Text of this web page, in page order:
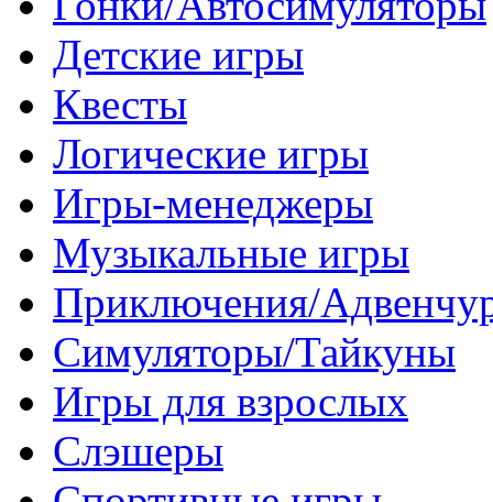
Детские игры
Квесты
Логические игры
Игры-менеджеры
Музыкальные игры
Приключения/
Симуляторы/Тайкуны
Игры для взрослых
Слэшеры